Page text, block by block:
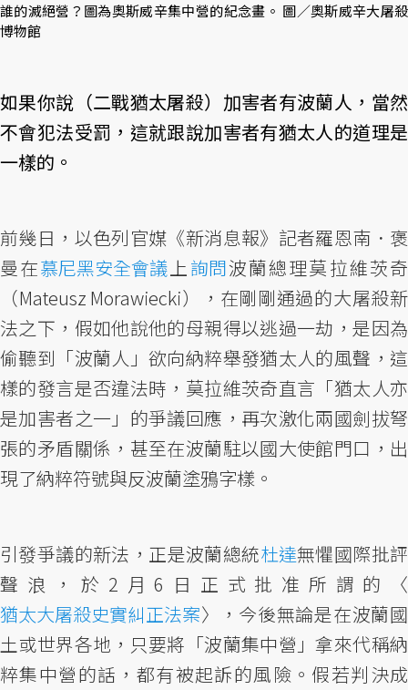
誰的滅絕營？圖為奧斯威辛集中營的紀念畫。 圖／奧斯威辛大屠殺
博物館
如果你說（二戰猶太屠殺）加害者有波蘭人，當然
不會犯法受罰，這就跟說加害者有猶太人的道理是
一樣的。
前幾日，以色列官媒《新消息報》記者羅恩南．褒
曼在慕尼黑安全會議上詢問波蘭總理莫拉維茨奇
（Mateusz Morawiecki），在剛剛通過的大屠殺新
法之下，假如他說他的母親得以逃過一劫，是因為
偷聽到「波蘭人」欲向納粹舉發猶太人的風聲，這
樣的發言是否違法時，莫拉維茨奇直言「猶太人亦
是加害者之一」的爭議回應，再次激化兩國劍拔弩
張的矛盾關係，甚至在波蘭駐以國大使館門口，出
現了納粹符號與反波蘭塗鴉字樣。
引發爭議的新法，正是波蘭總統杜達無懼國際批評
聲浪，於2月6日正式批准所謂的〈
猶太大屠殺史實糾正法案〉，今後無論是在波蘭國
土或世界各地，只要將「波蘭集中營」拿來代稱納
粹集中營的話，都有被起訴的風險。假若判決成